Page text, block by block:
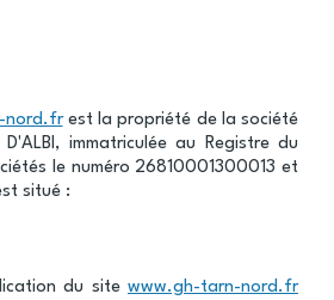
nord.frest la propriété de la société
D'ALBI, immatriculée au Registre du
le numéro 26810001300013 et
situé :
du site www.gh-tarn-nord.fr